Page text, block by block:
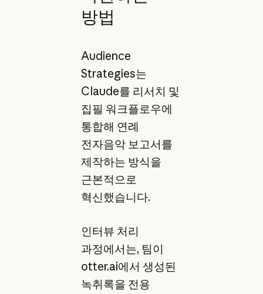
방법
Audience
Strategies는
Claude를 리서치 및
집필 워크플로우에
통합해 연례
전자음악 보고서를
제작하는 방식을
근본적으로
혁신했습니다.
인터뷰 처리
과정에서는, 팀이
otter.ai에서 생성된
녹취록을 전용